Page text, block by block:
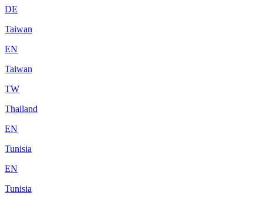
DE
Taiwan
EN
Taiwan
TW
Thailand
EN
Tunisia
EN
Tunisia